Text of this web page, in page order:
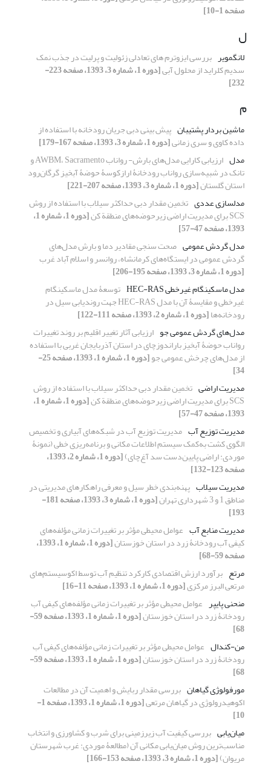
صفحه 1-10]
ل
لانگمویر بررسی ایزوترم های تعادلی زئولیت و پرلیت در جذب نمک
سدیم کلراید از محلول آبی [دوره 1، شماره 3، 1393، صفحه 223-
232]
م
ماشین بردار پشتیبان پیش بینی دبی جریان رودخانه با استفاده از
داده کاوی و سری زمانی[دوره 1، شماره 3، 1393، صفحه 167-179]
مدل
ارزیابی کارایی مدل‌های بارش- رواناب AWBM، Sacramento و
تانک در شبیه‌سازی رواناب رودخانۀ ارازکوسۀ حوضۀ آبخیز گرگان‌رود
استان گلستان[دوره 1، شماره 3، 1393، صفحه 207-221]
مدلسازی عددی تخمین مقدار دبی حداکثر سیلاب با استفاده از روش
SCS برای مدیریت اراضی زیرحوضه‌های منطقة کن [دوره 1، شماره 1،
1393، صفحه 47-57]
مدل گردش عمومی صحت سنجی مقادیر دما و بارش مدل‌های
گردش عمومی در ایستگاه‌های کرمانشاه، روانسر و اسلام آباد غرب
[دوره 1، شماره 3، 1393، صفحه 195-206]
مدل ماسکینگام غیرخطی HEC-RAS
توسعۀ مدل ماسکینگام
غیرخطی و مقایسۀ آن با مدل HEC-RAS جهت روندیابی سیل در
رودخانه‌ها[دوره 1، شماره 2، 1393، صفحه 111-122]
مدل‌های گردش عمومی جو ارزیابی آثار تغییر اقلیم بر روند تغییرات
رواناب حوضۀ آبخیز باراندوزچای در استان آذربایجان غربی با استفاده
از مدل‌های چرخش عمومی جو [دوره 1، شماره 1، 1393، صفحه 25-
34]
مدیریت اراضی تخمین مقدار دبی حداکثر سیلاب با استفاده از روش
SCS برای مدیریت اراضی زیرحوضه‌های منطقة کن [دوره 1، شماره 1،
1393، صفحه 47-57]
مدیریت توزیع آب مدیریت توزیع آب در شبکه‌های آبیاری و تخصیص
الگوی کشت به‌کمک سیستم اطلاعات مکانی و برنامه‌ریزی خطی (نمونۀ
موردی: اراضی پایین‌دست سد آغ‌چای) [دوره 1، شماره 2، 1393،
صفحه 123-132]
مدیریت سیلاب پهنه‌بندی خطر سیل و معرفی راهکارهای مدیریتی در
مناطق 1 و 3 شهرداری تهران [دوره 1، شماره 3، 1393، صفحه 181-
193]
مدیریت منابع آب عوامل محیطی مؤثر بر تغییرات زمانی مؤلفه‌های
کیفی آب رودخانۀ زرد در استان خوزستان [دوره 1، شماره 1، 1393،
صفحه 59-68]
مرتع برآورد ارزش اقتصادی کارکرد تنظیم آب توسط اکوسیستم‌های
مرتعی البرز مرکزی[دوره 1، شماره 1، 1393، صفحه 11-16]
منحنی پایپر عوامل محیطی مؤثر بر تغییرات زمانی مؤلفه‌های کیفی آب
رودخانۀ زرد در استان خوزستان [دوره 1، شماره 1، 1393، صفحه 59-
68]
من-کندال عوامل محیطی مؤثر بر تغییرات زمانی مؤلفه‌های کیفی آب
رودخانۀ زرد در استان خوزستان [دوره 1، شماره 1، 1393، صفحه 59-
68]
مورفولوژی گیاهان بررسی مقدار ربایش و اهمیت آن در مطالعات
اکوهیدرولوژی در گیاهان مرتعی [دوره 1، شماره 1، 1393، صفحه 1-
10]
میان‌یابی بررسی کیفیت آب زیرزمینی برای شرب و کشاورزی و انتخاب
مناسب‌ترین روش میان‌یابی مکانی آن (مطالعۀ موردی: غرب شهرستان
مریوان)[دوره 1، شماره 3، 1393، صفحه 153-166]